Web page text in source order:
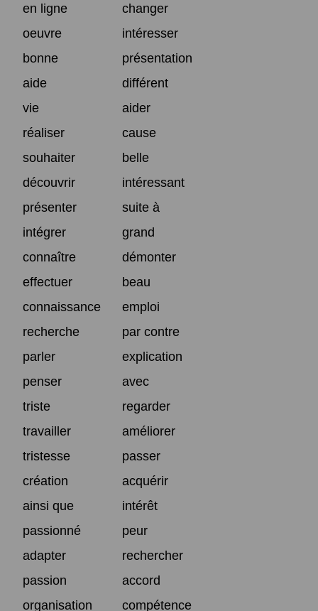
en ligne
changer
oeuvre
intéresser
bonne
présentation
aide
différent
vie
aider
réaliser
cause
souhaiter
belle
découvrir
intéressant
présenter
suite à
intégrer
grand
connaître
démonter
effectuer
beau
connaissance
emploi
recherche
par contre
parler
explication
penser
avec
triste
regarder
travailler
améliorer
tristesse
passer
création
acquérir
ainsi que
intérêt
passionné
peur
adapter
rechercher
passion
accord
organisation
compétence